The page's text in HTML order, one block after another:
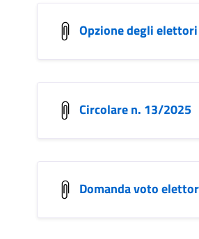
Opzione degli
Circolare n. 13/2025
Domanda voto